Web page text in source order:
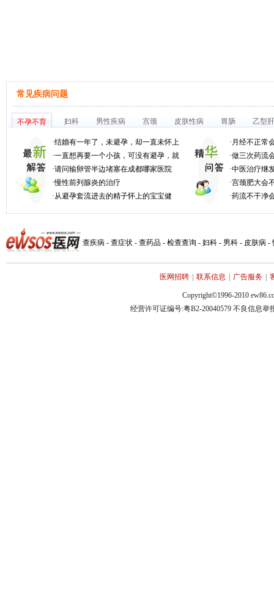
常见疾病问题
不孕不育 妇科 男性疾病 宫颈 皮肤性病 胃肠 乙型
·结婚有一年了，未避孕，却一直未怀上
·一直想再要一个小孩，可没有避孕，就
·请问输卵管半边堵塞在成都哪家医院
·慢性前列腺炎的治疗
·从避孕套流进去的精子怀上的宝宝健
· 月经不正常
·做三次药流
·中医治疗继
·宫颈肥大会
·药流不干净
查疾病 - 查症状 - 查药品 - 检查查询 - 妇科 - 男科 - 皮肤病 -
医网招聘 联系信息 广告服务
Copyright©1996-2010
经营许可证编号:粤B2-20040579 不良信息举